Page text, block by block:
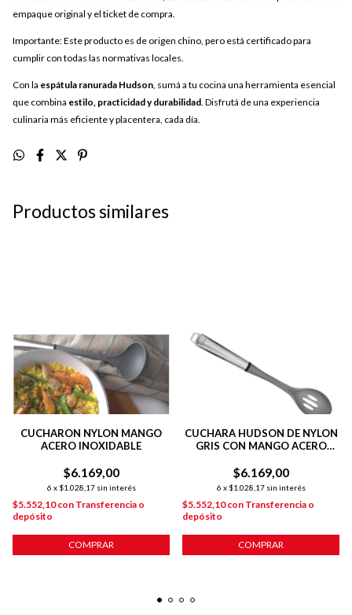
empaque original y el ticket de compra.
Importante: Este producto es de origen chino, pero está certificado para
cumplir con todas las normativas locales.
Con la espátula ranurada Hudson, sumá a tu cocina una herramienta esencial
que combina estilo, practicidad y durabilidad. Disfrutá de una experiencia
culinaria más eficiente y placentera, cada día.
Productos similares
CUCHARON NYLON MANGO
ACERO INOXIDABLE
$6.169,00
6 x $1.028,17 sin interés
$5.552,10con Transferencia o
depósito
COMPRAR
CUCHARA HUDSON DE NYLON
GRIS CON MANGO ACERO
$6.169,00
6 x $1.028,17 sin interés
$5.552,10con Transferencia o
depósito
COMPRAR